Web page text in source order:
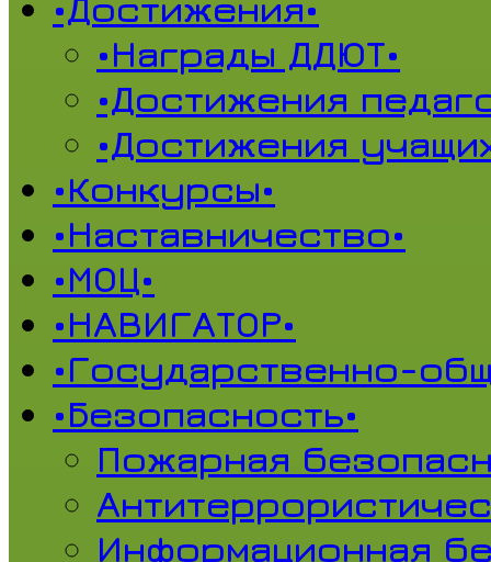
•Награды ДДЮТ•
•Достижения
•Достижения
•Конкурсы•
•Наставничество•
•МОЦ•
•НАВИГАТОР•
•Государственно-
•Безопасность•
Пожарная
Информационная